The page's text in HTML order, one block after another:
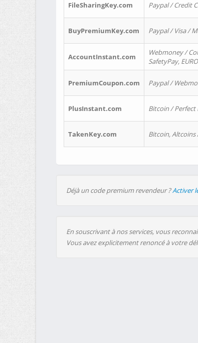
FileSharingKey.com Paypal / Credit
BuyPremiumKey.com Paypal / Visa /
AccountInstant.com
Webmoney /
SafetyPay,
PremiumCoupon.com Paypal /
PlusInstant.com Bitcoin / Perfect
TakenKey.com Bitcoin, Altcoins
Déjà un code premium revendeur ?Activer
En souscrivant à nos services, vous
Vous avez explicitement renoncé à votre